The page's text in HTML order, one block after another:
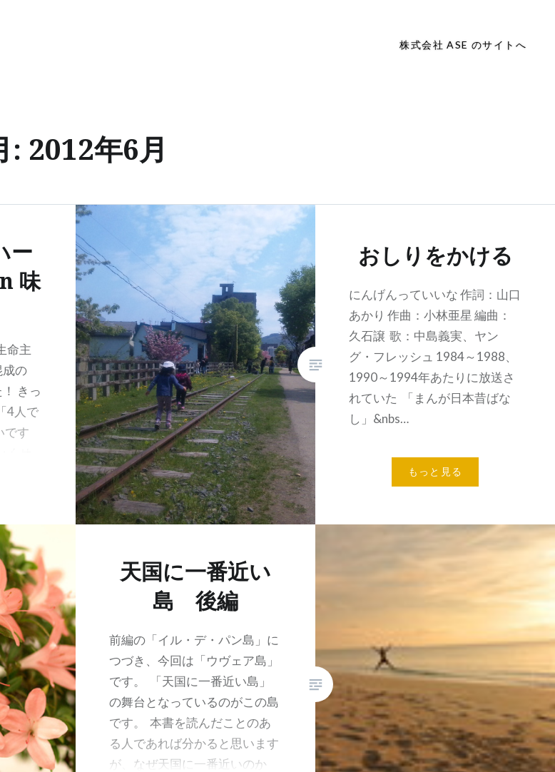
株式会社 ASE のサイトへ
: 2012年6月
ー
味
命主
の
きっ
4人で
です
…
おしりをかける
にんげんっていいな 作詞：山口
あかり 作曲：小林亜星 編曲：
久石譲 歌：中島義実、ヤン
グ・フレッシュ 1984～1988、
1990～1994年あたりに放送さ
れていた 「まんが日本昔ばな
し」&nbs…
もっと見る
天国に一番近い
島 後編
前編の「イル・デ・パン島」に
つづき、今回は「ウヴェア島」
です。 「天国に一番近い島」
の舞台となっているのがこの島
です。 本書を読んだことのあ
る人であれば分かると思います
が、なぜ天国に一番近いのか